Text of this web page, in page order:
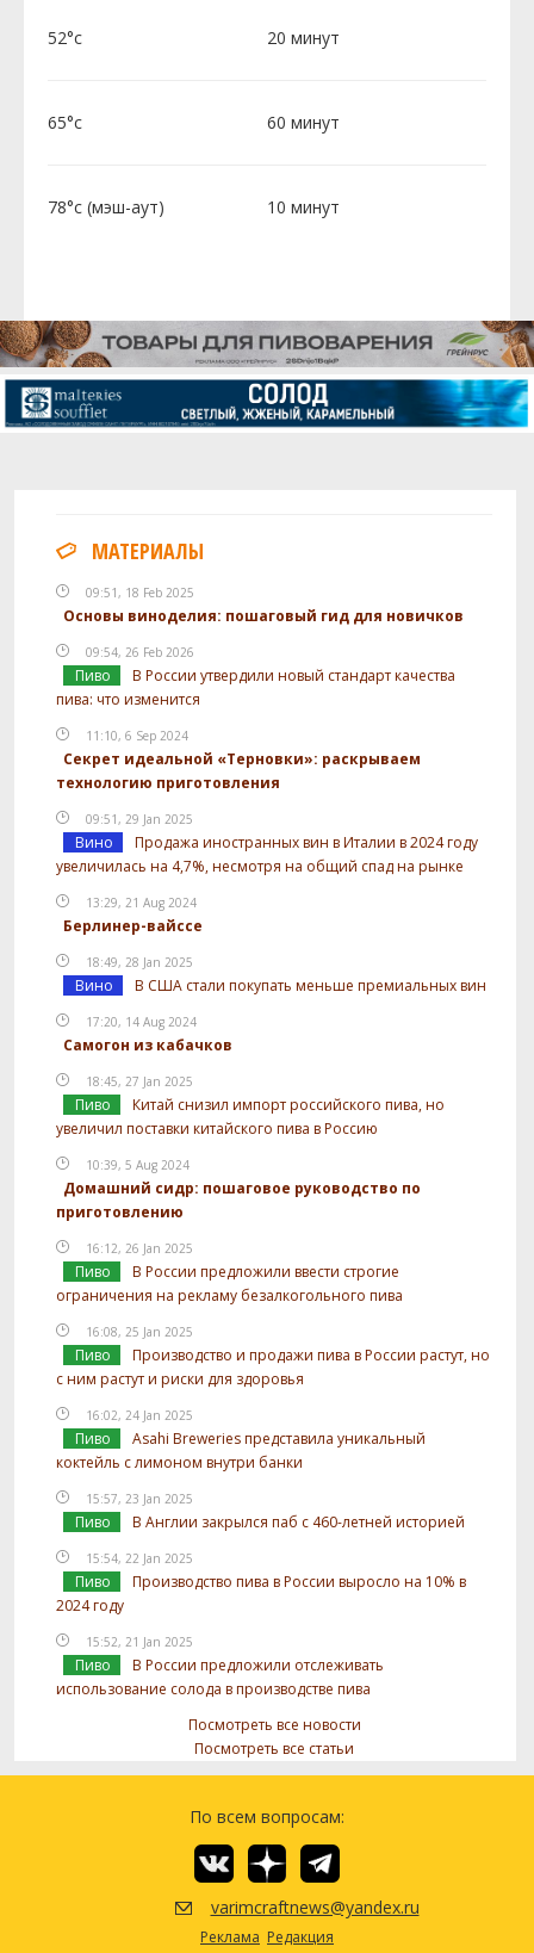
52°c 20 минут
65°c 60 минут
78°c (мэш-аут) 10 минут
МАТЕРИАЛЫ
09:51, 18 Feb 2025
Основы виноделия: пошаговый гид для новичков
09:54, 26 Feb 2026
Пиво
В России утвердили новый стандарт качества
пива: что изменится
11:10, 6 Sep 2024
Секрет идеальной «Терновки»: раскрываем
технологию приготовления
09:51, 29 Jan 2025
Вино
Продажа иностранных вин в Италии в 2024 году
увеличилась на 4,7%, несмотря на общий спад на рынке
13:29, 21 Aug 2024
Берлинер-вайссе
18:49, 28 Jan 2025
Вино В США стали покупать меньше премиальных вин
17:20, 14 Aug 2024
Самогон из кабачков
18:45, 27 Jan 2025
Пиво
Китай снизил импорт российского пива, но
увеличил поставки китайского пива в Россию
10:39, 5 Aug 2024
Домашний сидр: пошаговое руководство по
приготовлению
16:12, 26 Jan 2025
Пиво
В России предложили ввести строгие
ограничения на рекламу безалкогольного пива
16:08, 25 Jan 2025
Пиво
Производство и продажи пива в России растут, но
с ним растут и риски для здоровья
16:02, 24 Jan 2025
Пиво
Asahi Breweries представила уникальный
коктейль с лимоном внутри банки
15:57, 23 Jan 2025
Пиво В Англии закрылся паб с 460-летней историей
15:54, 22 Jan 2025
Пиво
Производство пива в России выросло на 10% в
2024 году
15:52, 21 Jan 2025
Пиво
В России предложили отслеживать
использование солода в производстве пива
Посмотреть все новости
Посмотреть все статьи
По всем вопросам:
varimcraftnews@yandex.ru
Реклама Редакция